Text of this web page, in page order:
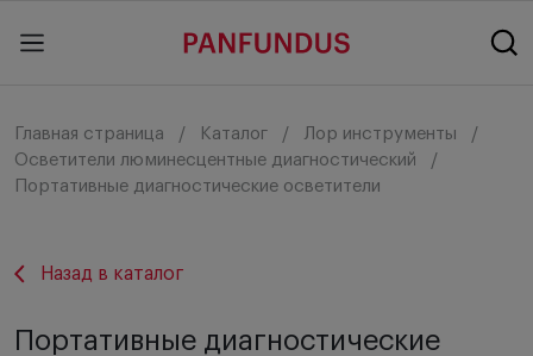
Главная страница Каталог
Лор инструменты
Осветители люминесцентные диагностический
Портативные диагностические осветители
Назад в каталог
Портативные диагностические